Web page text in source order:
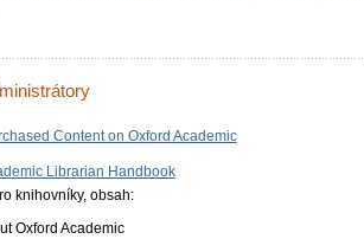
Content on Oxford Academic
Librarian Handbook
knihovníky, obsah:
Oxford Academic